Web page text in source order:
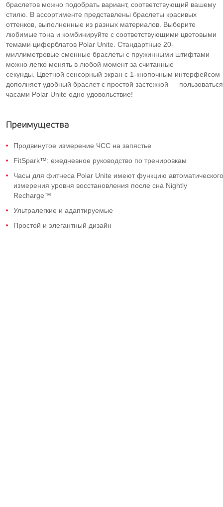
браслетов можно подобрать вариант, соответствующий вашему
стилю. В ассортименте представлены браслеты красивых
оттенков, выполненные из разных материалов. Выберите
любимые тона и комбинируйте с соответствующими цветовыми
темами циферблатов Polar Unite. Стандартные 20-
миллиметровые сменные браслеты с пружинными штифтами
можно легко менять в любой момент за считанные
секунды. Цветной сенсорный экран с 1-кнопочным интерфейсом
дополняет удобный браслет с простой застежкой — пользоваться
часами Polar Unite одно удовольствие!
Преимущества
Продвинутое измерение ЧСС на запястье
FitSpark™: ежедневное руководство по тренировкам
Часы для фитнеса Polar Unite имеют функцию автоматического
измерения уровня восстановления после сна Nightly
Recharge™
Ультралегкие и адаптируемые
Простой и элегантный дизайн